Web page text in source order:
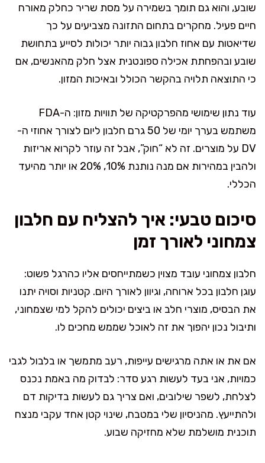
שובע, והוא גם תומך בשמירה על מסת שריר כחלק מאורח
חיים פעיל. מחקרים בתחום התזונה מצביעים על כך
שדיאטות עם אחוז חלבון גבוה יותר יכולות לסייע בתחושת
שובע ובהפחתת אכילה ספונטנית אצל חלק מהאנשים, אם
כי התוצאה תלויה בהקשר הכולל ובאיכות המזון.
עוד נתון שימושי מהפרקטיקה של תוויות מזון: ה-FDA
משתמש בערך יומי של 50 גרם חלבון ליום לצורך אחוזי ה-
DV על מוצרים. זה לא “חוק”, אבל זה עוזר לקרוא אריזות
ולהבין במהירות אם מנה נותנת 10%, 20% או יותר מהיעד
הכללי.
סיכום טבעי: איך להצליח עם חלבון
צמחוני לאורך זמן
חלבון צמחוני עובד מצוין כשמתייחסים אליו כהרגל פשוט:
עוגן חלבון בכל ארוחה, וגיוון לאורך היום. קטניות וסויה יתנו
את הבסיס, מוצרי חלב או ביצים יכולים להקל למי שצמחוני,
ותיבול נכון יהפוך את זה לאוכל שממש מחכים לו.
אם את או אתה מרגישים עייפות, רעב מתמשך או בלבול לגבי
כמויות, אני בעד לעשות רגע סדר: לבדוק מה באמת נכנס
לצלחת, לשפר שילובים, ואם צריך גם לעשות בדיקות דם
ולהתייעץ. מהניסיון שלי במטבח, שינוי קטן אחד עקבי מנצח
תוכנית מושלמת שלא מחזיקה שבוע.